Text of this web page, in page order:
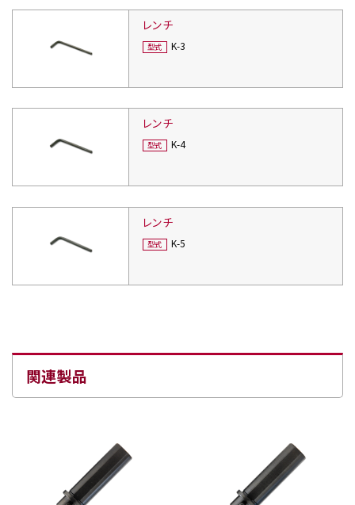
レンチ
K-3
レンチ
K-4
レンチ
K-5
関連製品